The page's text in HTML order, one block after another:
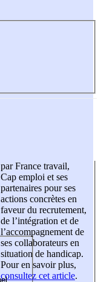
par France travail,
Cap emploi et ses
partenaires pour ses
actions concrètes en
faveur du recrutement,
de l’intégration et de
l’accompagnement de
ses collaborateurs en
situation de handicap.
Pour en savoir plus,
consultez cet article.